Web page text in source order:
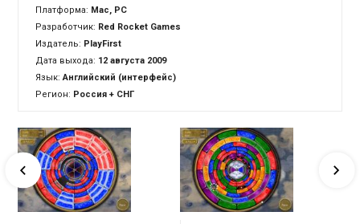
Платформа: Mac, PC
Разработчик: Red Rocket Games
Издатель: PlayFirst
Дата выхода: 12 августа 2009
Язык:Английский (интерфейс)
Регион: Россия + СНГ